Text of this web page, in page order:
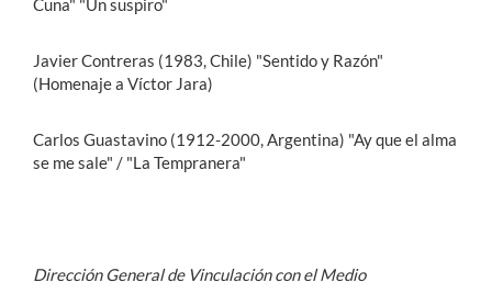
Cuna" "Un suspiro"
Javier Contreras (1983, Chile) "Sentido y Razón"
(Homenaje a Víctor Jara)
Carlos Guastavino (1912-2000, Argentina) "Ay que el alma
se me sale" / "La Tempranera"
Dirección General de Vinculación con el Medio